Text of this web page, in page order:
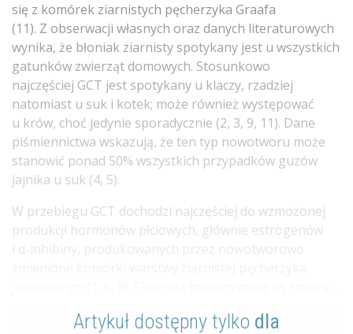
się z komórek ziarnistych pęcherzyka Graafa
(11). Z obserwacji własnych oraz danych literaturowych
wynika, że błoniak ziarnisty spotykany jest u wszystkich
gatunków zwierząt domowych. Stosunkowo
najczęściej GCT jest spotykany u klaczy, rzadziej
natomiast u suk i kotek; może również występować
u krów, choć jedynie sporadycznie (2, 3, 9, 11). Dane
piśmiennictwa wskazują, że ten typ nowotworu może
stanowić ponad 50% wszystkich przypadków guzów
jajnika u suk (4, 5).
W przebiegu GCT dochodzi najczęściej do wzmożonej
produkcji hormonów płciowych, głównie estrogenów
i α-inhibiny, produkowanych przez nowotworowo
Artykuł dostępny tylko dla